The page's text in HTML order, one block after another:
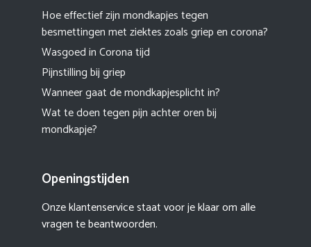
Hoe effectief zijn mondkapjes tegen
besmettingen met ziektes zoals griep en corona?
Wasgoed in Corona tijd
Pijnstilling bij griep
Wanneer gaat de mondkapjesplicht in?
Wat te doen tegen pijn achter oren bij
mondkapje?
Openingstijden
Onze klantenservice staat voor je klaar om alle
vragen te beantwoorden.